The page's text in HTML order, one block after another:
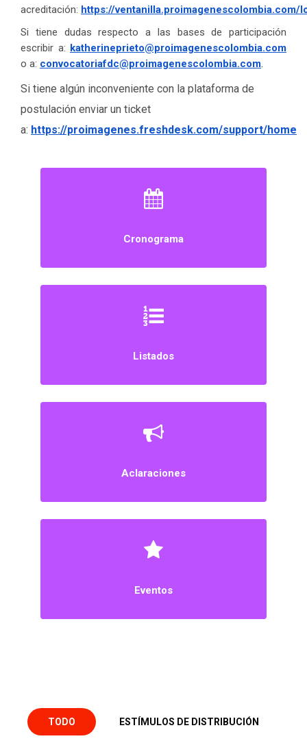
acreditación: https://ventanilla.proimagenescolombia.com/
Si tiene dudas respecto a las bases de participación
escribir a: katherineprieto@proimagenescolombia.com
o a: convocatoriafdc@proimagenescolombia.com.
Si tiene algún inconveniente con la plataforma de
postulación enviar un ticket
a: https://proimagenes.freshdesk.com/support/home
Cronograma
Listados
Aclaraciones
Eventos
TODO ESTÍMULOS DE DISTRIBUCIÓN